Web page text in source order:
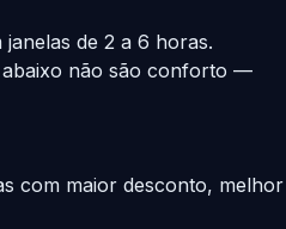
de 2 a 6 horas.
abaixo não são conforto —
com maior desconto, melhor